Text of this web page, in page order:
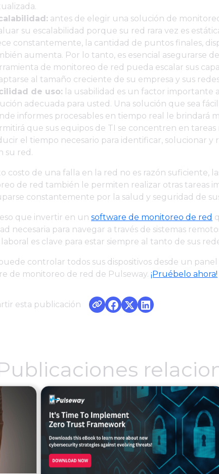
antes de elegir una solución de
su escalabilidad porque su red rara vez es
constantemente, la cantidad de puntos finales,
aumenta. Por lo tanto, es esencial asegurarse
de monitoreo de red pueda escalar sus
al tamaño creciente de su empresa y sus
de uso: la usabilidad es un factor importante
adecuada para usted. Una solución que sea
informes procesables en tiempo real le brindará
que sus equipos de TI se concentren en tareas
el tiempo necesario para identificar, solucionar y
su red.
costo de una falla en la red no es razón suficiente,
de red también le permiten realizar otras tareas
constantemente por la salud y seguridad de
que invertir en un software de monitoreo de red
necesaria para navegar a través de sistemas
es clave para estar siempre al tanto de sus
controlar todos sus dispositivos desde un panel
de monitoreo de red de Pulseway. ¡Pruébelo ahora!
esta publicación